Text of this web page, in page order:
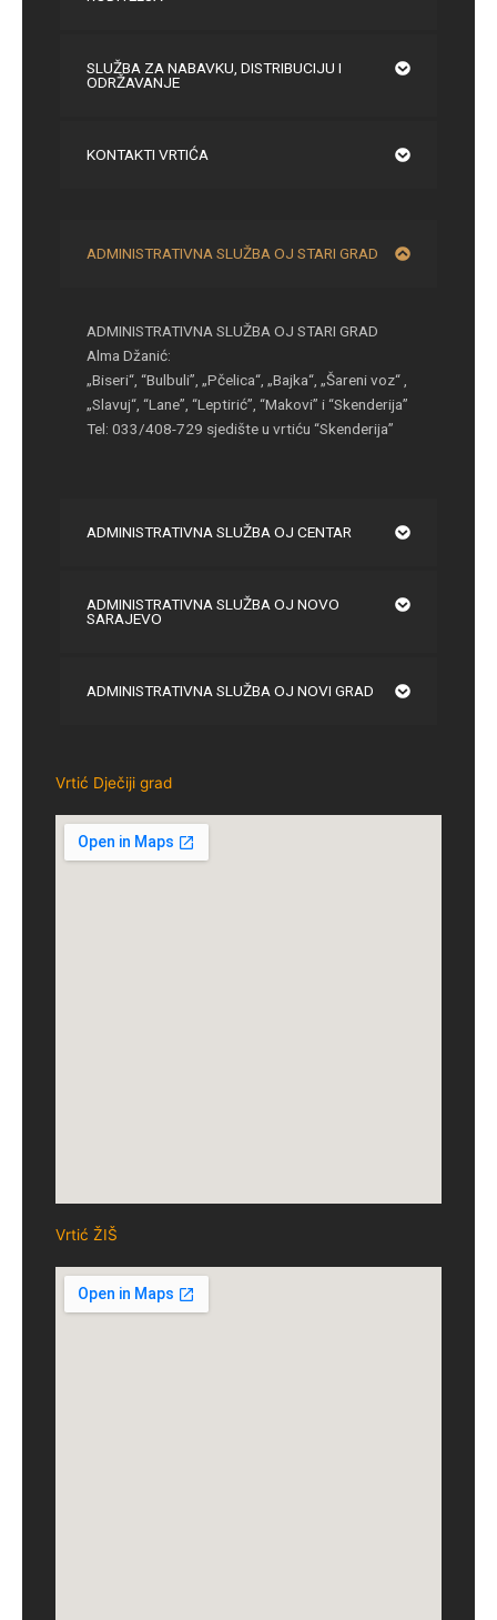
SLUŽBA ZA NABAVKU, DISTRIBUCIJU I
ODRŽAVANJE
KONTAKTI VRTIĆA
ADMINISTRATIVNA SLUŽBA OJ STARI GRAD
ADMINISTRATIVNA SLUŽBA OJ STARI GRAD
Alma Džanić:
„Biseri“, “Bulbuli”, „Pčelica“, „Bajka“, „Šareni voz“ ,
„Slavuj“, “Lane”, “Leptirić”, “Makovi” i “Skenderija”
Tel: 033/408-729 sjedište u vrtiću “Skenderija”
ADMINISTRATIVNA SLUŽBA OJ CENTAR
ADMINISTRATIVNA SLUŽBA OJ NOVO
SARAJEVO
ADMINISTRATIVNA SLUŽBA OJ NOVI GRAD
Vrtić Dječiji grad
Vrtić ŽIŠ